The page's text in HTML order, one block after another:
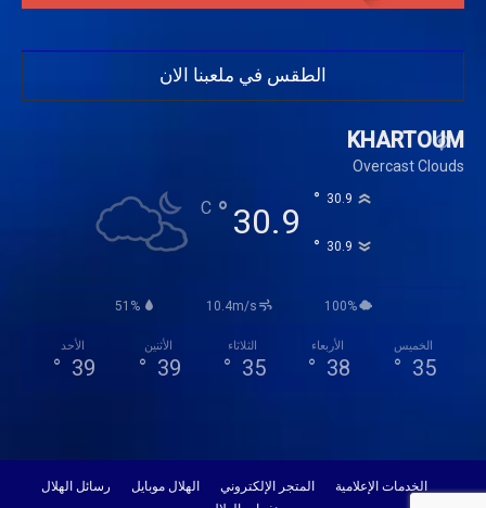
الطقس في ملعبنا الان
KHARTOUM
Overcast Clouds
30.9
°
C 30.9
°
30.9
°
51% 10.4m/s 100%
الأحد
39
°
الأثنين
39
°
الثلاثاء
35
°
الأربعاء
38
°
الخميس
35
°
الخدمات الإعلامية المتجر الإلكتروني الهلال موبايل
رسائل الهلال